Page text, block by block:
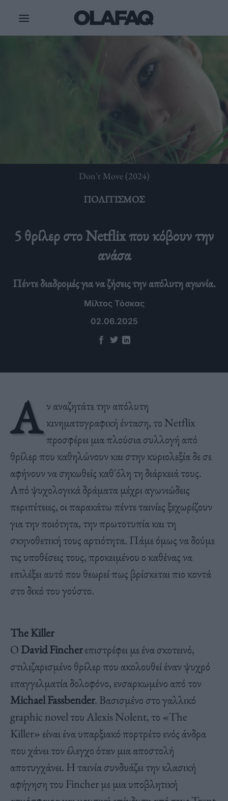
Don't Move (2024)
ΠΟΛΙΤΙΣΜΌΣ
5 θρίλερ στο Netflix που κόβουν την
ανάσα
Πέντε διαδρομές για να ζήσεις την απόλυτη αγωνία.
Μίλτος Τόσκας
02.06.2025
Α ν αναζητάτε την απόλυτη
κινηματογραφική ένταση, το Netflix
προσφέρει μια πλούσια συλλογή από
θρίλερ που καθηλώνουν και στην κυριολεξία δε σε
αφήνουν να σηκωθείς καθ΄όλη τη διάρκειά τους.
Από ψυχολογικά δράματα μέχρι αγωνιώδεις
περιπέτειες, οι παρακάτω πέντε ταινίες ξεχωρίζουν
για την ποιότητα, την πρωτοτυπία και τη
σκηνοθετική τους αρτιότητα. Πάμε όμως να δούμε
τις υποθέσεις τους, προκειμένου ο καθένας να
επιλέξει αυτό που θεωρεί πως βρίσκεται πιο κοντά
στο δικό του γούστο.
The Killer
Ο David Fincherεπιστρέφει με ένα σκοτεινό,
στιλιζαρισμένο θρίλερ που ακολουθεί έναν ψυχρό
επαγγελματία δολοφόνο, ενσαρκωμένο από τον
Michael Fassbender. Βασισμένο στο γαλλικό
graphic novel του Alexis Nolent, το «The
Killer» είναι ένα υπαρξιακό πορτρέτο ενός άνδρα
που χάνει τον έλεγχο όταν μια αποστολή
αποτυγχάνει. Η ταινία συνδυάζει την κλασική
αφήγηση του Fincher με μια υποβλητική